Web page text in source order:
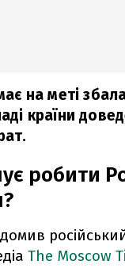
на меті
країни
робити
The Moscow